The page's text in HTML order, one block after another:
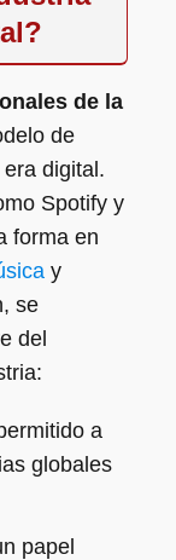
de la
de
digital.
Spotify y
forma en
y
se
del
a
globales
papel